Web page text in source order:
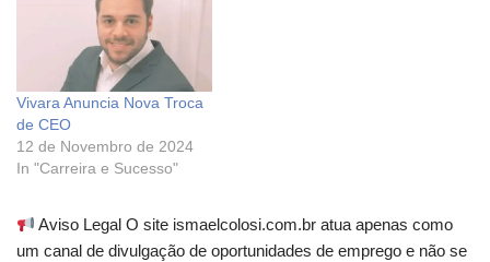
Vivara Anuncia Nova Troca
de CEO
12 de Novembro de 2024
In "Carreira e Sucesso"
Aviso Legal O site ismaelcolosi.com.br atua apenas como
um canal de divulgação de oportunidades de emprego e não se